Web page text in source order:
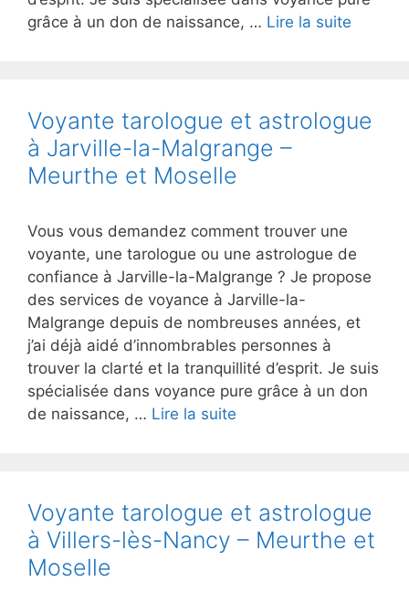
grâce à un don de naissance, … Lire la suite
Voyante tarologue et astrologue
à Jarville-la-Malgrange –
Meurthe et Moselle
Vous vous demandez comment trouver une
voyante, une tarologue ou une astrologue de
confiance à Jarville-la-Malgrange ? Je propose
des services de voyance à Jarville-la-
Malgrange depuis de nombreuses années, et
j’ai déjà aidé d’innombrables personnes à
trouver la clarté et la tranquillité d’esprit. Je suis
spécialisée dans voyance pure grâce à un don
de naissance, … Lire la suite
Voyante tarologue et astrologue
à Villers-lès-Nancy – Meurthe et
Moselle